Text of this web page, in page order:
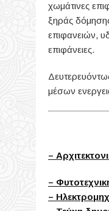
χωμάτινες
ξηράς
επιφανειών,
επιφάνειες.
μέσων
–
–
–